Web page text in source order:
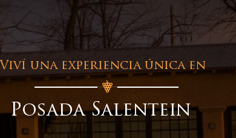
Viví una experiencia única en
Posada Salentein